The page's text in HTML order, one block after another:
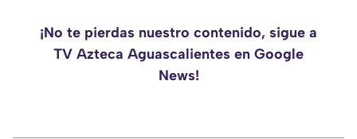
¡No te pierdas nuestro contenido, sigue a
TV Azteca Aguascalientes en Google
News!